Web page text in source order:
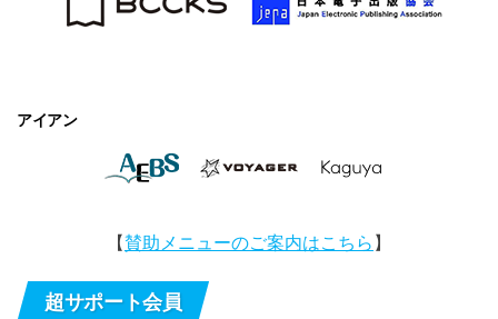
アイアン
【賛助メニューのご案内はこちら 】
超サポート会員